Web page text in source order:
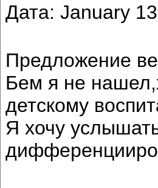
Дата: January
Предложение
Бем я не
детскому
Я хочу